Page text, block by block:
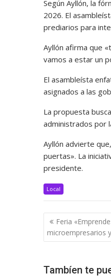
Según Ayllón, la
2026. El
prediarios para
Ayllón afirma que
vamos a estar un
El asambleísta
asignados a las
La propuesta
administrados por
Ayllón advierte
puertas». La
presidente.
Local
Navegación
de
entradas
Feria
microempresarios
Tambíen te